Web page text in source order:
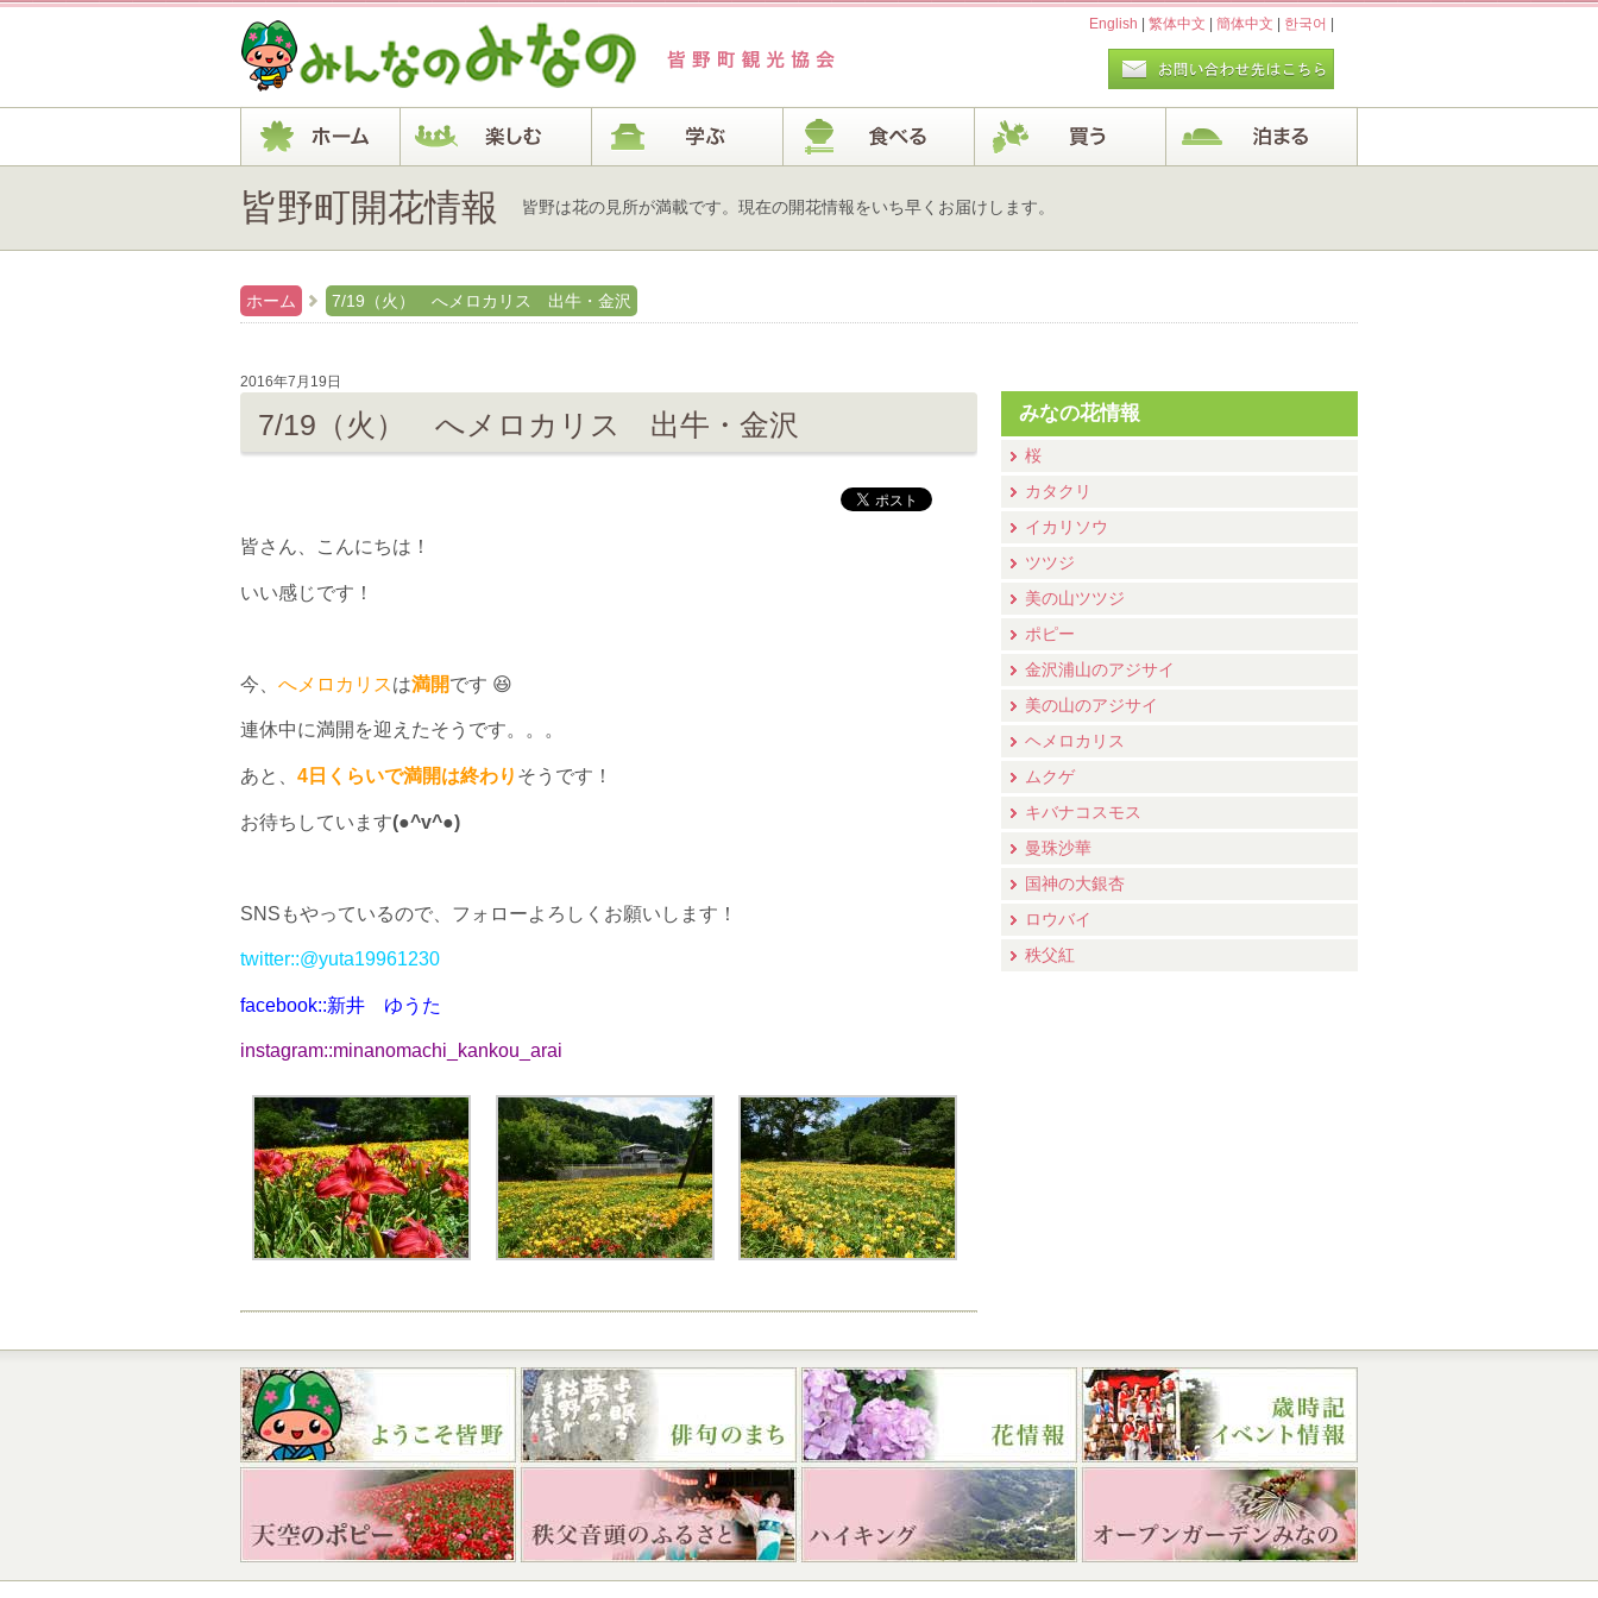
English 繁体中文 簡体中文 한국어
皆野町開花情報 皆野は花の見所が満載です。現在の開花情報をいち早くお届けします。
ホーム 7/19（火） へメロカリス 出牛・金沢
みなの花情報
桜
カタクリ
イカリソウ
ツツジ
美の山ツツジ
ポピー
金沢浦山のアジサイ
美の山のアジサイ
ヘメロカリス
ムクゲ
キバナコスモス
曼珠沙華
国神の大銀杏
ロウバイ
秩父紅
2016年7月19日
7/19（火） へメロカリス 出牛・金沢
皆さん、こんにちは！
いい感じです！
今、 へメロカリスは満開です 😆
連休中に満開を迎えたそうです。。。
あと、 4日くらいで満開は終わり そうです！
お待ちしています(●^v^●)
SNSもやっているので、フォローよろしくお願いします！
twitter::@yuta19961230
facebook::新井 ゆうた
instagram::minanomachi_kankou_arai